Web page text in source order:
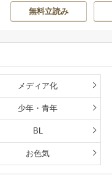
くなるチート能力
持ち転生者だけど
雄たちの母乳で成
房雪/ マップ
無料立読み
メディア化
少年・青年
BL
お色気